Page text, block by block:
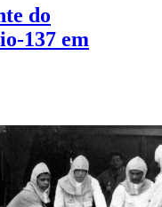
do
137 em